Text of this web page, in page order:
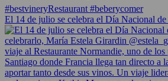
El 14 de julio se celebra el Día Nacional de